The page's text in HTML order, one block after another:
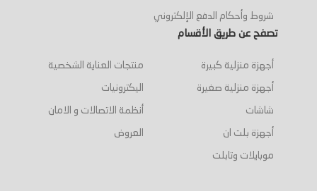
شروط وأحكام الدفع الإلكتروني
تصفح عن طريق الأقسام
أجهزة منزلية كبيرة
أجهزة منزلية صغيرة
شاشات
أجهزة بلت ان
موبايلات وتابلت
منتجات العناية الشخصية
اليكترونيات
أنظمة الاتصالات و الامان
العروض